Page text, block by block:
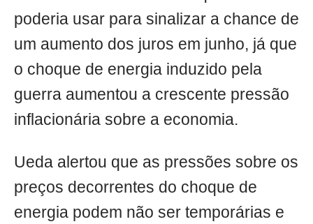
poderia usar para sinalizar a chance de
um aumento dos juros em junho, já que
o choque de energia induzido pela
guerra aumentou a crescente pressão
inflacionária sobre a economia.
Ueda alertou que as pressões sobre os
preços decorrentes do choque de
energia podem não ser temporárias e